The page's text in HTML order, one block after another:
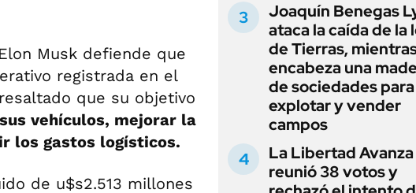
Musk defiende que
registrada en el
que su objetivo
vehículos, mejorar la
los gastos logísticos.
de u$s2.513 millones
Joaquín Benegas
ataca la caída de la
de Tierras,
encabeza una
de sociedades para
explotar y vender
campos
La Libertad Avanza
reunió 38 votos y